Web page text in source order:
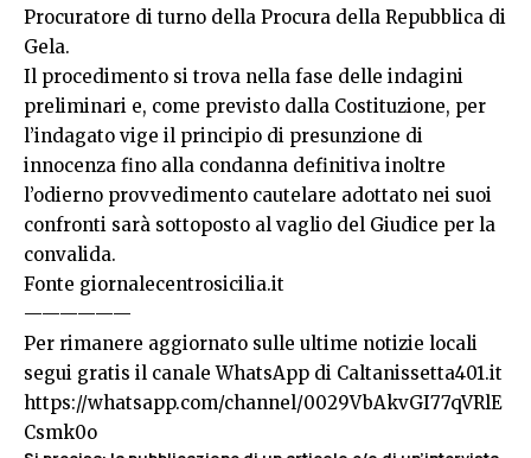
Procuratore di turno della Procura della Repubblica di
Gela.
Il procedimento si trova nella fase delle indagini
preliminari e, come previsto dalla Costituzione, per
l’indagato vige il principio di presunzione di
innocenza fino alla condanna definitiva inoltre
l’odierno provvedimento cautelare adottato nei suoi
confronti sarà sottoposto al vaglio del Giudice per la
convalida.
Fonte giornalecentrosicilia.it
——————
Per rimanere aggiornato sulle ultime notizie locali
segui gratis il canale WhatsApp di Caltanissetta401.it
https://whatsapp.com/channel/0029VbAkvGI77qVRlE
Csmk0o